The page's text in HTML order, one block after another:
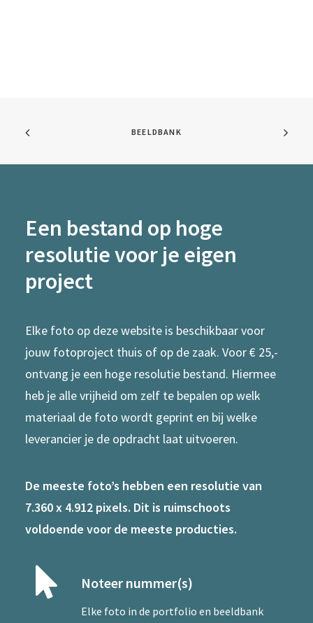
BEELDBANK
Een bestand op hoge
resolutie voor je eigen
project
Elke foto op deze website is beschikbaar voor
jouw fotoproject thuis of op de zaak. Voor € 25,-
ontvang je een hoge resolutie bestand. Hiermee
heb je alle vrijheid om zelf te bepalen op welk
materiaal de foto wordt geprint en bij welke
leverancier je de opdracht laat uitvoeren.
De meeste foto’s hebben een resolutie van
7.360 x 4.912 pixels. Dit is ruimschoots
voldoende voor de meeste producties.
Noteer nummer(s)
Elke foto in de portfolio en beeldbank